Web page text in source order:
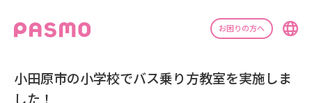
お困りの方へ
小田原市の小学校でバス乗り方教室を実施しま